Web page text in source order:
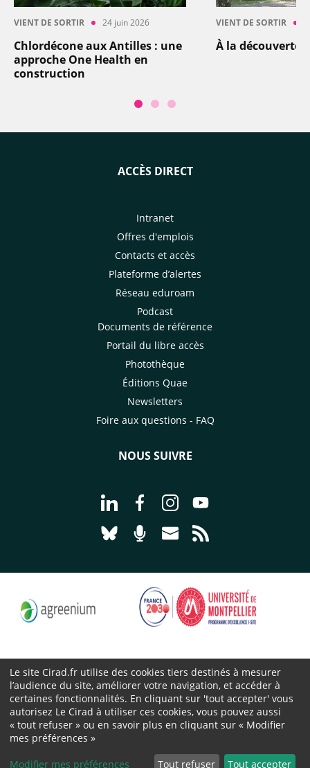
VIENT DE SORTIR 24 juin 2026
Chlordécone aux Antilles : une
approche One Health en
construction
VIENT DE SORTIR
À la découverte
ACCÈS DIRECT
Intranet
Offres d'emplois
Contacts et accès
Plateforme d’alertes
Réseau eduroam
Podcast
Documents de référence
Portail du libre accès
Photothèque
Éditions Quae
Newsletters
Foire aux questions - FAQ
NOUS SUIVRE
Aller à la page Nous suivre sur
Aller à la page Nous suivre sur
Aller à la page Nous
Aller à la page
Aller à la page Nous suivre sur
Aller à la page Nourrir le
Aller à la page Nous
Cirad 2026 ©
Mentions légales
Protection des données personnelles
Cookies
Le site Cirad.fr utilise des cookies tiers destinés à mesurer
l’audience du site, améliorer votre navigation, et accéder à
certaines fonctionnalités. En cliquant sur 'tout accepter' vous
autorisez Le Cirad à utiliser ces cookies, vous pouvez aussi
« tout refuser » ou en savoir plus en cliquant sur « Modifier
mes préférences »
Modifier mes préférences Tout refuser Tout accepter